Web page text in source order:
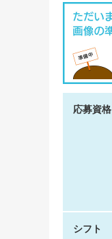
応募資格
シフト